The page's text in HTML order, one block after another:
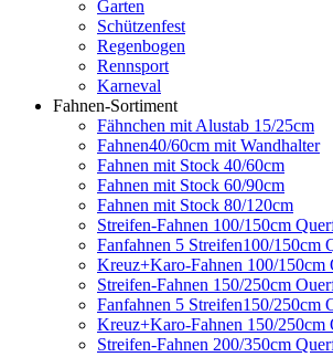
Garten
Schützenfest
Regenbogen
Rennsport
Karneval
Fahnen-Sortiment
Fähnchen mit Alustab 15/25cm
Fahnen40/60cm mit Wandhalter
Fahnen mit Stock 40/60cm
Fahnen mit Stock 60/90cm
Fahnen mit Stock 80/120cm
Streifen-Fahnen 100/150cm
Fanfahnen 5 Streifen100/150cm
Kreuz+Karo-Fahnen 100/150cm
Streifen-Fahnen 150/250cm
Fanfahnen 5 Streifen150/250cm
Kreuz+Karo-Fahnen 150/250cm
Streifen-Fahnen 200/350cm